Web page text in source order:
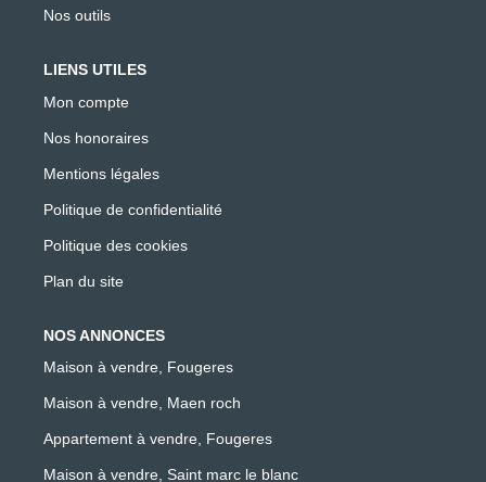
Nos outils
LIENS UTILES
Mon compte
Nos honoraires
Mentions légales
Politique de confidentialité
Politique des cookies
Plan du site
NOS ANNONCES
Maison à vendre, Fougeres
Maison à vendre, Maen roch
Appartement à vendre, Fougeres
Maison à vendre, Saint marc le blanc